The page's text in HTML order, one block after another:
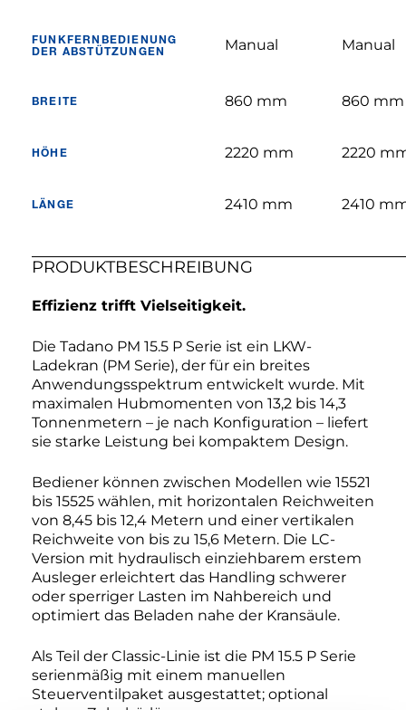
FUNKFERNBEDIENUNG
DER ABSTÜTZUNGEN
Manual Manual
BREITE 860 mm 860 mm
HÖHE 2220 mm 2220
LÄNGE 2410 mm 2410
PRODUKTBESCHREIBUNG
Effizienz trifft Vielseitigkeit.
Die Tadano PM 15.5 P Serie ist ein LKW-
Ladekran (PM Serie), der für ein breites
Anwendungsspektrum entwickelt wurde. Mit
maximalen Hubmomenten von 13,2 bis 14,3
Tonnenmetern – je nach Konfiguration – liefert
sie starke Leistung bei kompaktem Design.
Bediener können zwischen Modellen wie 15521
bis 15525 wählen, mit horizontalen Reichweiten
von 8,45 bis 12,4 Metern und einer vertikalen
Reichweite von bis zu 15,6 Metern. Die LC-
Version mit hydraulisch einziehbarem erstem
Ausleger erleichtert das Handling schwerer
oder sperriger Lasten im Nahbereich und
optimiert das Beladen nahe der Kransäule.
Als Teil der Classic-Linie ist die PM 15.5 P Serie
serienmäßig mit einem manuellen
Steuerventilpaket ausgestattet; optional